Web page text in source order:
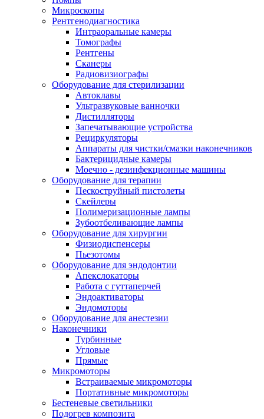
Микроскопы
Рентгенодиагностика
Интраоральные камеры
Томографы
Рентгены
Сканеры
Радиовизиографы
Оборудование для стерилизации
Автоклавы
Ультразвуковые ванночки
Дистилляторы
Запечатывающие устройства
Рециркуляторы
Аппараты для чистки/смазки наконечников
Бактерицидные камеры
Моечно - дезинфекционные машины
Оборудование для терапии
Пескоструйный пистолеты
Скейлеры
Полимеризационные лампы
Зубоотбеливающие лампы
Оборудование для хирургии
Физиодиспенсеры
Пьезотомы
Оборудование для эндодонтии
Апекслокаторы
Работа с гуттаперчей
Эндоактиваторы
Эндомоторы
Оборудование для анестезии
Наконечники
Турбинные
Угловые
Прямые
Микромоторы
Встраиваемые микромоторы
Портативные микромоторы
Бестеневые светильники
Подогрев композита